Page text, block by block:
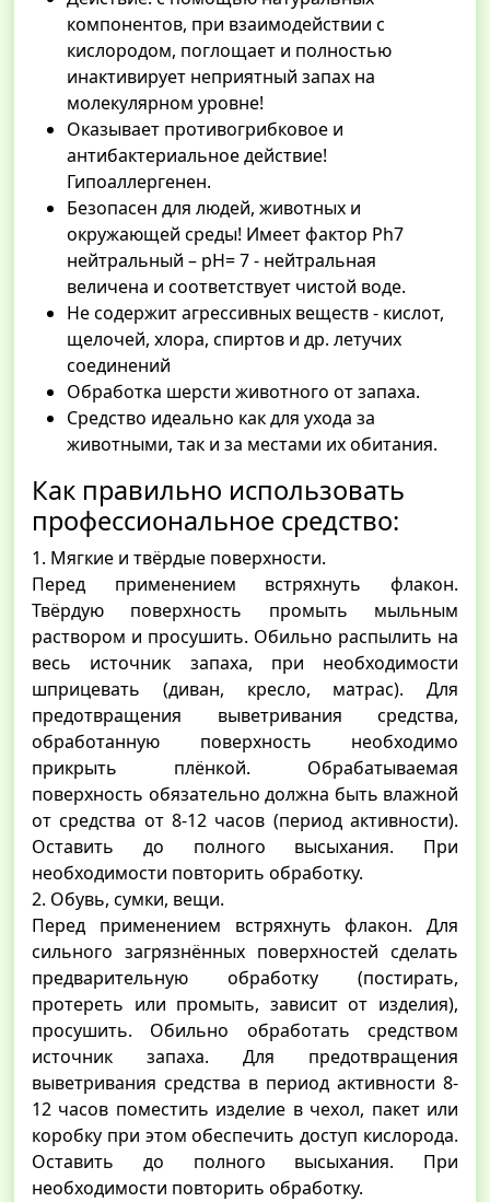
компонентов, при взаимодействии с
кислородом, поглощает и полностью
инактивирует неприятный запах на
молекулярном уровне!
Оказывает противогрибковое и
антибактериальное действие!
Гипоаллергенен.
Безопасен для людей, животных и
окружающей среды! Имеет фактор Ph7
нейтральный – pH= 7 - нейтральная
величена и соответствует чистой воде.
Не содержит агрессивных веществ - кислот,
щелочей, хлора, спиртов и др. летучих
соединений
Обработка шерсти животного от запаха.
Средство идеально как для ухода за
животными, так и за местами их обитания.
Как правильно использовать
профессиональное средство:
1. Мягкие и твёрдые поверхности.
Перед применением встряхнуть флакон.
Твёрдую поверхность промыть мыльным
раствором и просушить. Обильно распылить на
весь источник запаха, при необходимости
шприцевать (диван, кресло, матрас). Для
предотвращения выветривания средства,
обработанную поверхность необходимо
прикрыть плёнкой. Обрабатываемая
поверхность обязательно должна быть влажной
от средства от 8-12 часов (период активности).
Оставить до полного высыхания. При
необходимости повторить обработку.
2. Обувь, сумки, вещи.
Перед применением встряхнуть флакон. Для
сильного загрязнённых поверхностей сделать
предварительную обработку (постирать,
протереть или промыть, зависит от изделия),
просушить. Обильно обработать средством
источник запаха. Для предотвращения
выветривания средства в период активности 8-
12 часов поместить изделие в чехол, пакет или
коробку при этом обеспечить доступ кислорода.
Оставить до полного высыхания. При
необходимости повторить обработку.